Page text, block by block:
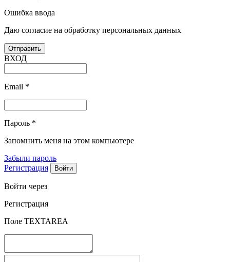
Ошибка ввода
Даю согласие на обработку персональных данных
ВХОД
Email *
Пароль *
Запомнить меня на этом компьютере
Забыли пароль
Регистрация
Войти через
Регистрация
Поле TEXTAREA